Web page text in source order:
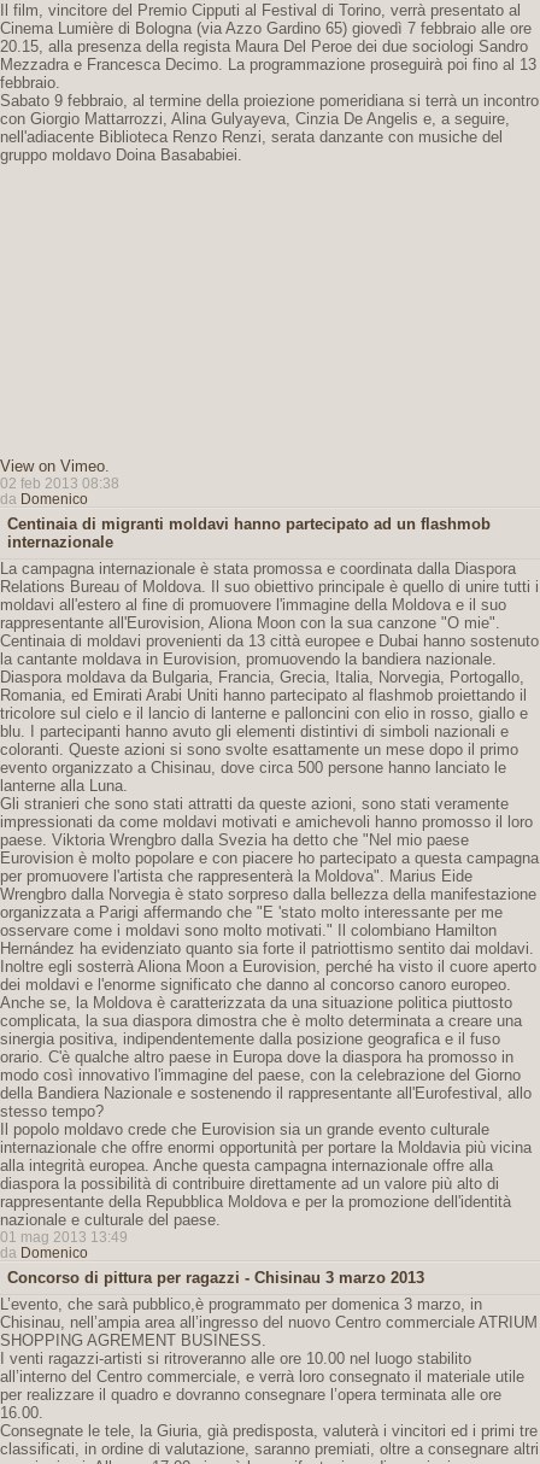
Il film, vincitore del Premio Cipputi al Festival di Torino, verrà presentato al
Cinema Lumière di Bologna (via Azzo Gardino 65) giovedì 7 febbraio alle ore
20.15, alla presenza della regista Maura Del Peroe dei due sociologi Sandro
Mezzadra e Francesca Decimo. La programmazione proseguirà poi fino al 13
febbraio.
Sabato 9 febbraio, al termine della proiezione pomeridiana si terrà un incontro
con Giorgio Mattarrozzi, Alina Gulyayeva, Cinzia De Angelis e, a seguire,
nell'adiacente Biblioteca Renzo Renzi, serata danzante con musiche del
gruppo moldavo Doina Basababiei.
View on Vimeo.
02 feb 2013 08:38
da Domenico
Centinaia di migranti moldavi hanno partecipato ad un flashmob
internazionale
La campagna internazionale è stata promossa e coordinata dalla Diaspora
Relations Bureau of Moldova. Il suo obiettivo principale è quello di unire tutti i
moldavi all'estero al fine di promuovere l'immagine della Moldova e il suo
rappresentante all'Eurovision, Aliona Moon con la sua canzone "O mie".
Centinaia di moldavi provenienti da 13 città europee e Dubai hanno sostenuto
la cantante moldava in Eurovision, promuovendo la bandiera nazionale.
Diaspora moldava da Bulgaria, Francia, Grecia, Italia, Norvegia, Portogallo,
Romania, ed Emirati Arabi Uniti hanno partecipato al flashmob proiettando il
tricolore sul cielo e il lancio di lanterne e palloncini con elio in rosso, giallo e
blu. I partecipanti hanno avuto gli elementi distintivi di simboli nazionali e
coloranti. Queste azioni si sono svolte esattamente un mese dopo il primo
evento organizzato a Chisinau, dove circa 500 persone hanno lanciato le
lanterne alla Luna.
Gli stranieri che sono stati attratti da queste azioni, sono stati veramente
impressionati da come moldavi motivati ​​e amichevoli hanno promosso il loro
paese. Viktoria Wrengbro dalla Svezia ha detto che "Nel mio paese
Eurovision è molto popolare e con piacere ho partecipato a questa campagna
per promuovere l'artista che rappresenterà la Moldova". Marius Eide
Wrengbro dalla Norvegia è stato sorpreso dalla bellezza della manifestazione
organizzata a Parigi affermando che "E 'stato molto interessante per me
osservare come i moldavi sono molto motivati." Il colombiano Hamilton
Hernández ha evidenziato quanto sia forte il patriottismo sentito dai moldavi.
Inoltre egli sosterrà Aliona Moon a Eurovision, perché ha visto il cuore aperto
dei moldavi e l'enorme significato che danno al concorso canoro europeo.
Anche se, la Moldova è caratterizzata da una situazione politica piuttosto
complicata, la sua diaspora dimostra che è molto determinata a creare una
sinergia positiva, indipendentemente dalla posizione geografica e il fuso
orario. C'è qualche altro paese in Europa dove la diaspora ha promosso in
modo così innovativo l'immagine del paese, con la celebrazione del Giorno
della Bandiera Nazionale e sostenendo il rappresentante all'Eurofestival, allo
stesso tempo?
Il popolo moldavo crede che Eurovision sia un grande evento culturale
internazionale che offre enormi opportunità per portare la Moldavia più vicina
alla integrità europea. Anche questa campagna internazionale offre alla
diaspora la possibilità di contribuire direttamente ad un valore più alto di
rappresentante della Repubblica Moldova e per la promozione dell'identità
nazionale e culturale del paese.
01 mag 2013 13:49
da Domenico
Concorso di pittura per ragazzi - Chisinau 3 marzo 2013
L’evento, che sarà pubblico,è programmato per domenica 3 marzo, in
Chisinau, nell’ampia area all’ingresso del nuovo Centro commerciale ATRIUM
SHOPPING AGREMENT BUSINESS.
I venti ragazzi-artisti si ritroveranno alle ore 10.00 nel luogo stabilito
all’interno del Centro commerciale, e verrà loro consegnato il materiale utile
per realizzare il quadro e dovranno consegnare l’opera terminata alle ore
16.00.
Consegnate le tele, la Giuria, già predisposta, valuterà i vincitori ed i primi tre
classificati, in ordine di valutazione, saranno premiati, oltre a consegnare altri